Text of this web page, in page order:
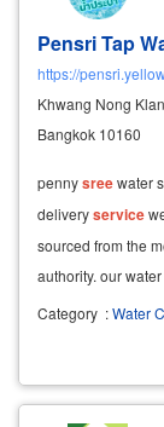
Pensri Tap
https://
Khwang Nong
Bangkok 10160
pennysreewater
deliveryservice
sourced from the
authority. our
quality standards
and use. trust in
Category :Water